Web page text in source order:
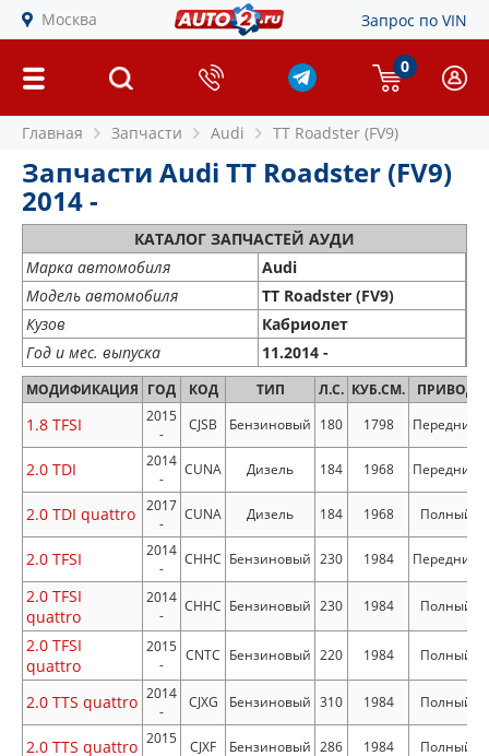
Москва Запрос по VIN
0
Главная Запчасти Audi TT Roadster (FV9)
Запчасти Audi TT Roadster (FV9)
2014 -
КАТАЛОГ ЗАПЧАСТЕЙ АУДИ
Марка автомобиля
Audi
Модель автомобиля
TT Roadster (FV9)
Кузов
Кабриолет
Год и мес. выпуска
11.2014 -
МОДИФИКАЦИЯ ГОД КОД ТИП Л.С. КУБ.СМ. ПРИВОД
1.8 TFSI
2015
-
CJSB Бензиновый 180 1798 Передний
2.0 TDI
2014
-
CUNA Дизель 184 1968 Передний
2.0 TDI quattro 2017
-
CUNA Дизель 184 1968 Полный
2.0 TFSI
2014
-
CHHC Бензиновый 230 1984 Передний
2.0 TFSI
quattro
2014
-
CHHC Бензиновый 230 1984 Полный
2.0 TFSI
quattro
2015
-
CNTC Бензиновый 220 1984 Полный
2.0 TTS quattro 2014
-
CJXG Бензиновый 310 1984 Полный
2.0 TTS quattro 2015
CJXF Бензиновый 286 1984 Полный